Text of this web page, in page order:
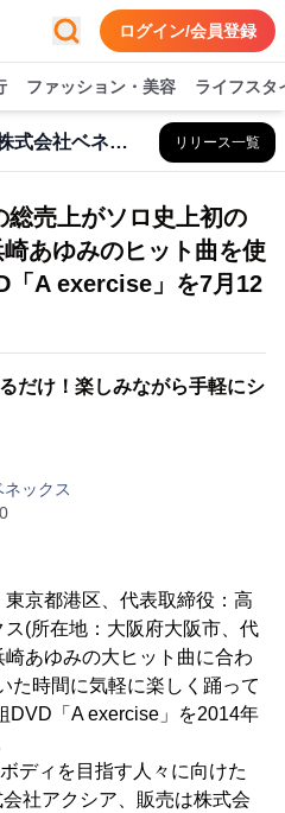
ログイン/会員登録
ファッション・美容 ライフスタ
株式会社アクシア、株式会社ベネックス リリース一覧
総売上がソロ史上初の
あゆみのヒット曲を使
「A exercise」を7月12
だけ！楽しみながら手軽にシ
ックス
京都港区、代表取締役：高
(所在地：大阪府大阪市、代
あゆみの大ヒット曲に合わ
た時間に気軽に楽しく踊って
DVD「A exercise」を2014年
ディを目指す人々に向けた
社アクシア、販売は株式会